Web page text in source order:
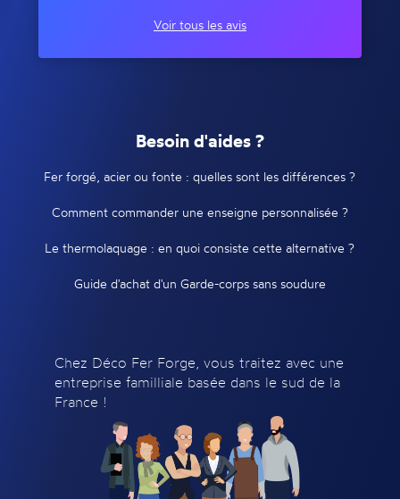
Voir tous les avis
Besoin d'aides ?
Fer forgé, acier ou fonte : quelles sont les différences ?
Comment commander une enseigne personnalisée ?
Le thermolaquage : en quoi consiste cette alternative ?
Guide d'achat d'un Garde-corps sans soudure
Chez Déco Fer Forge, vous traitez avec une
entreprise familliale basée dans le sud de la
France !